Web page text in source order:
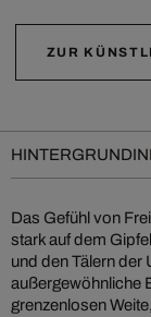
ZUR
Das Gefühl von
stark auf dem
und den Tälern der
außergewöhnliche
grenzenlosen